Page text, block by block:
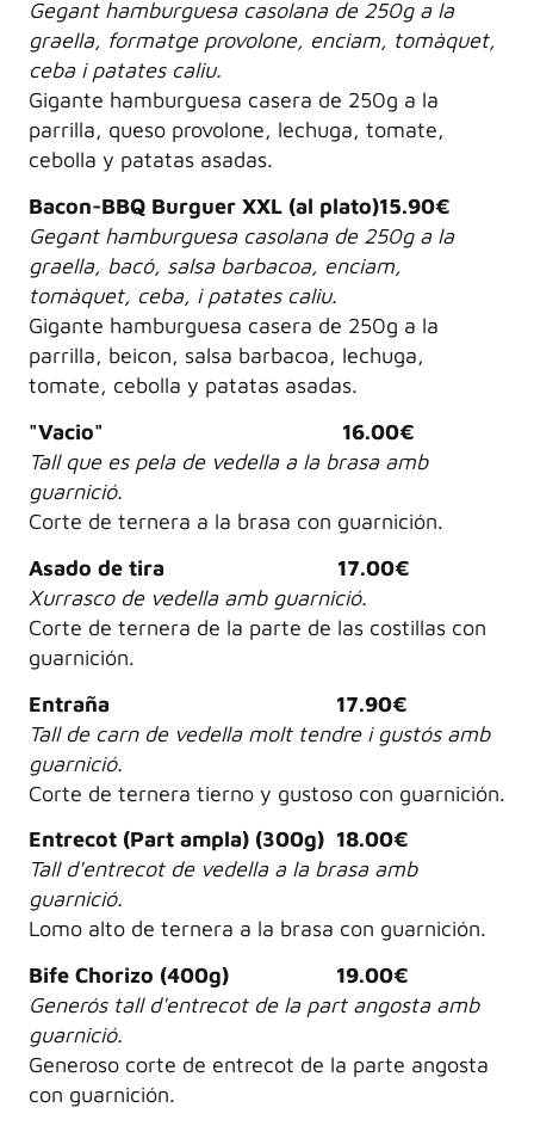
Gegant hamburguesa casolana de 250g a la
graella, formatge provolone, enciam, tomàquet,
ceba i patates caliu.
Gigante hamburguesa casera de 250g a la
parrilla, queso provolone, lechuga, tomate,
cebolla y patatas asadas.
Bacon-BBQ Burguer XXL (al plato)15.90€
Gegant hamburguesa casolana de 250g a la
graella, bacó, salsa barbacoa, enciam,
tomàquet, ceba, i patates caliu.
Gigante hamburguesa casera de 250g a la
parrilla, beicon, salsa barbacoa, lechuga,
tomate, cebolla y patatas asadas.
"Vacio" 16.00€
Tall que es pela de vedella a la brasa amb
guarnició.
Corte de ternera a la brasa con guarnición.
Asado de tira 17.00€
Xurrasco de vedella amb guarnició.
Corte de ternera de la parte de las costillas con
guarnición.
Entraña 17.90€
Tall de carn de vedella molt tendre i gustós amb
guarnició.
Corte de ternera tierno y gustoso con guarnición.
Entrecot (Part ampla) (300g) 18.00€
Tall d'entrecot de vedella a la brasa amb
guarnició.
Lomo alto de ternera a la brasa con guarnición.
Bife Chorizo (400g) 19.00€
Generós tall d'entrecot de la part angosta amb
guarnició.
Generoso corte de entrecot de la parte angosta
con guarnición.